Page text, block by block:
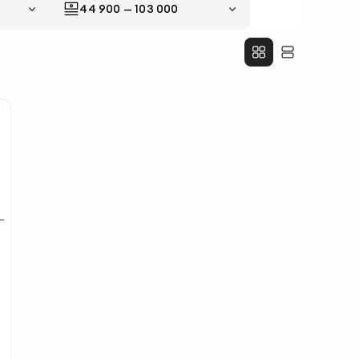
44 900 — 103 000